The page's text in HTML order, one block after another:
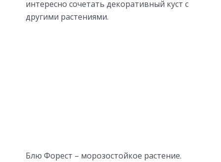
интересно сочетать декоративный куст с
другими растениями.
Блю Форест – морозостойкое растение.